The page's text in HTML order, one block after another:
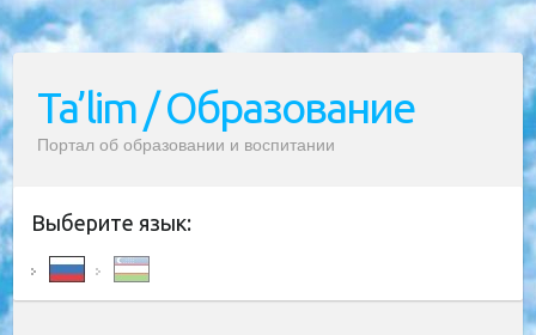
Ta’lim / Образование
Портал об образовании и воспитании
Выберите язык: